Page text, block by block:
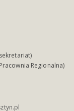
Regionalna)